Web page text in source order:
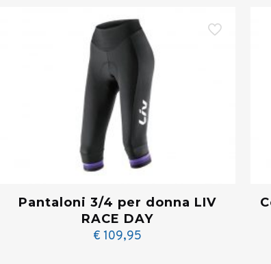
Pantaloni 3/4 per donna LIV
RACE DAY
€ 109,95